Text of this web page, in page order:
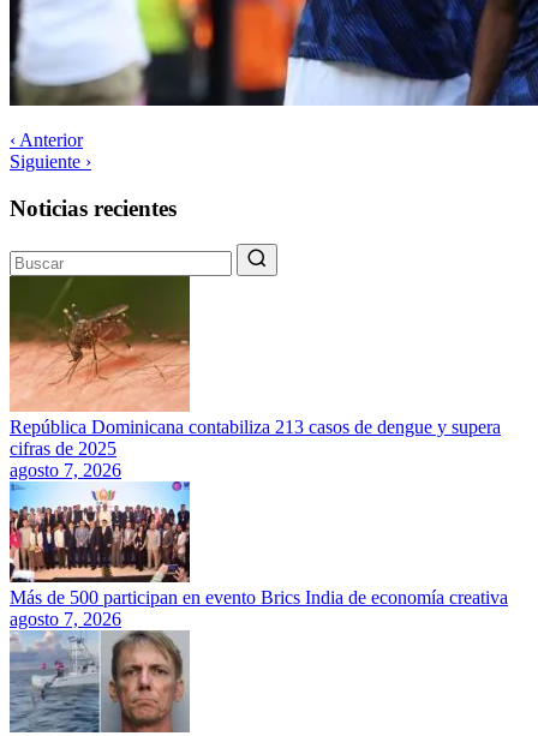
‹ Anterior
Siguiente ›
Noticias recientes
República Dominicana contabiliza 213 casos de dengue y supera
cifras de 2025
agosto 7, 2026
Más de 500 participan en evento Brics India de economía creativa
agosto 7, 2026